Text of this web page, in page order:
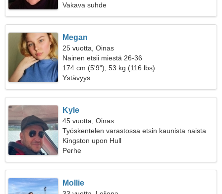
Vakava suhde
Megan
25 vuotta, Oinas
Nainen etsii miestä 26-36
174 cm (5'9"), 53 kg (116 lbs)
Ystävyys
Kyle
45 vuotta, Oinas
Työskentelen varastossa etsin kaunista naista
Kingston upon Hull
Perhe
Mollie